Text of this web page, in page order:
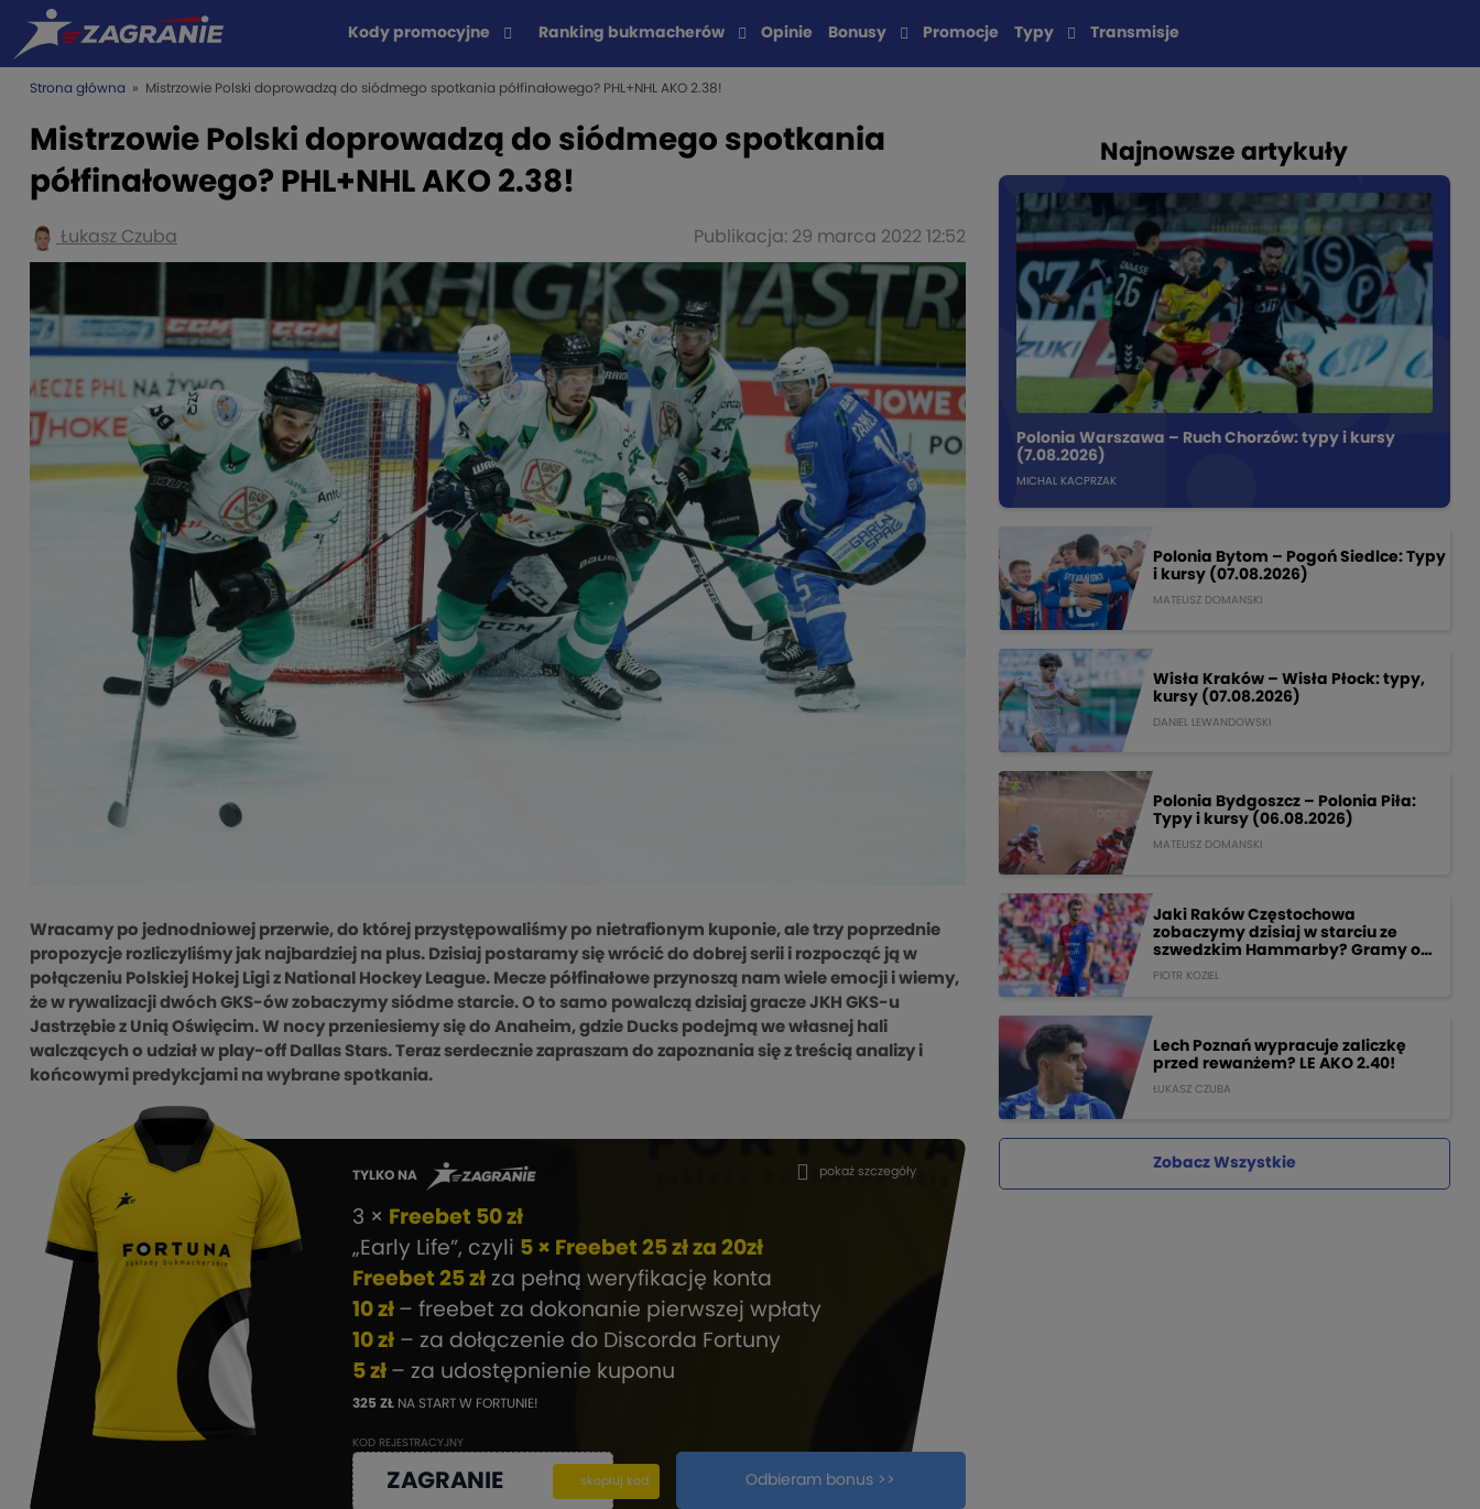
Kody promocyjne Ranking bukmacherów Opinie Bonusy Promocje Typy Transmisje
Strona główna » Mistrzowie Polski doprowadzą do siódmego spotkania półfinałowego? PHL+NHL AKO 2.38!
Mistrzowie Polski doprowadzą do siódmego spotkania
półfinałowego? PHL+NHL AKO 2.38!
Łukasz Czuba Publikacja: 29 marca 2022 12:52
Wracamy po jednodniowej przerwie, do której przystępowaliśmy po nietrafionym kuponie, ale trzy poprzednie
propozycje rozliczyliśmy jak najbardziej na plus. Dzisiaj postaramy się wrócić do dobrej serii i rozpocząć ją w
połączeniu Polskiej Hokej Ligi z National Hockey League. Mecze półfinałowe przynoszą nam wiele emocji i wiemy,
że w rywalizacji dwóch GKS-ów zobaczymy siódme starcie. O to samo powalczą dzisiaj gracze JKH GKS-u
Jastrzębie z Unią Oświęcim. W nocy przeniesiemy się do Anaheim, gdzie Ducks podejmą we własnej hali
walczących o udział w play-off Dallas Stars. Teraz serdecznie zapraszam do zapoznania się z treścią analizy i
końcowymi predykcjami na wybrane spotkania.
TYLKO NA
3 × Freebet 50 zł
„Early Life”, czyli 5 × Freebet 25 zł za 20zł
Freebet 25 zł za pełną weryfikację konta
10 zł – freebet za dokonanie pierwszej wpłaty
10 zł – za dołączenie do Discorda Fortuny
5 zł – za udostępnienie kuponu
325 ZŁ NA START W FORTUNIE!
KOD REJESTRACYJNY
ZAGRANIE kopiuj
skopiuj kod Odbieram bonus >>
pokaż szczegóły
Najnowsze artykuły
Polonia Warszawa – Ruch Chorzów: typy i kursy
(7.08.2026)
MICHAL KACPRZAK
Polonia Bytom – Pogoń Siedlce: Typy
i kursy (07.08.2026)
MATEUSZ DOMANSKI
Wisła Kraków – Wisła Płock: typy,
kursy (07.08.2026)
DANIEL LEWANDOWSKI
Polonia Bydgoszcz – Polonia Piła:
Typy i kursy (06.08.2026)
MATEUSZ DOMANSKI
Jaki Raków Częstochowa
zobaczymy dzisiaj w starciu ze
szwedzkim Hammarby? Gramy o
PIOTR KOZIEL
Lech Poznań wypracuje zaliczkę
przed rewanżem? LE AKO 2.40!
ŁUKASZ CZUBA
Zobacz Wszystkie